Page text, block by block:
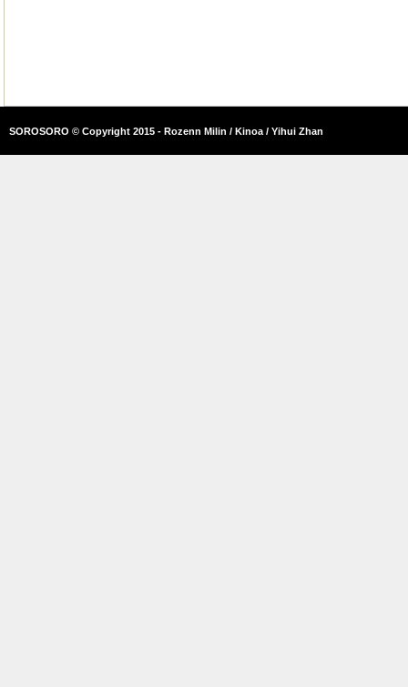
SOROSORO © Copyright 2015 - Rozenn Milin / Kinoa / Yihui Zhan